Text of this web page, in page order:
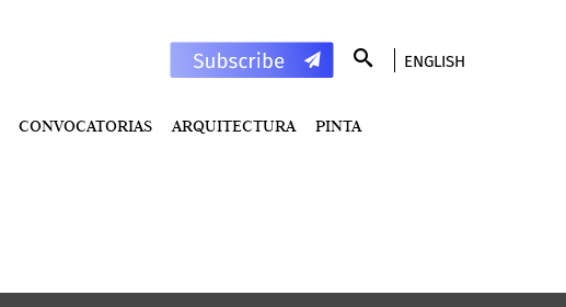
ENGLISH
CONVOCATORIAS ARQUITECTURA PINTA